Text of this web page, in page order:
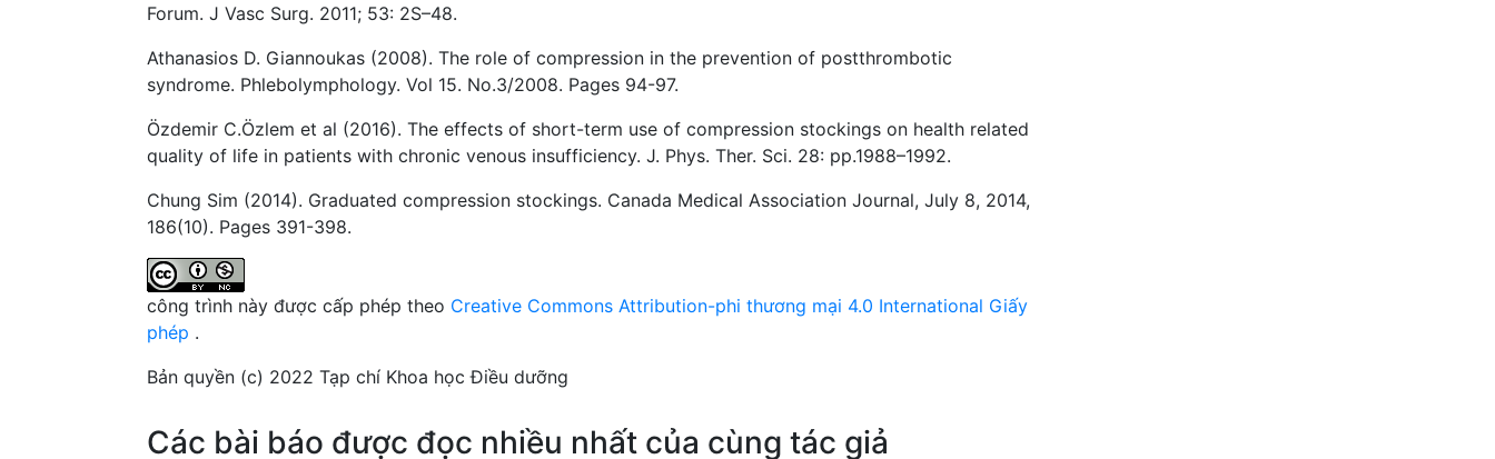
Forum. J Vasc Surg. 2011; 53: 2S–48.
Athanasios D. Giannoukas (2008). The role of compression in the prevention of postthrombotic
syndrome. Phlebolymphology. Vol 15. No.3/2008. Pages 94-97.
Özdemir C.Özlem et al (2016). The effects of short-term use of compression stockings on health related
quality of life in patients with chronic venous insufficiency. J. Phys. Ther. Sci. 28: pp.1988–1992.
Chung Sim (2014). Graduated compression stockings. Canada Medical Association Journal, July 8, 2014,
186(10). Pages 391-398.
công trình này được cấp phép theo Creative Commons Attribution-phi thương mại 4.0 International Giấy
phép .
Bản quyền (c) 2022 Tạp chí Khoa học Điều dưỡng
Các bài báo được đọc nhiều nhất của cùng tác giả